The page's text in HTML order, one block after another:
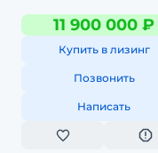
11 900 000 ₽
Купить в лизинг
Позвонить
Написать